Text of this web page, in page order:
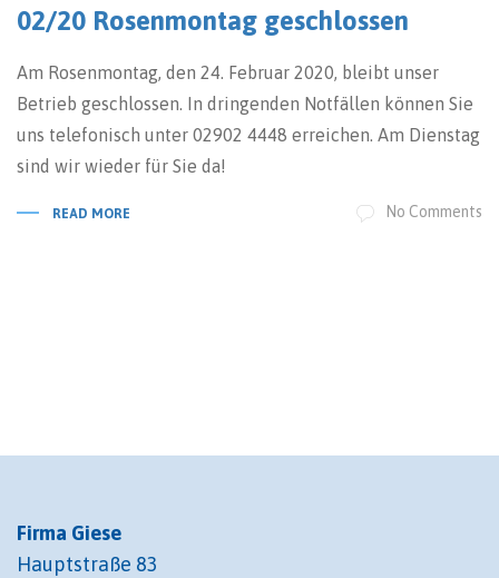
02/20 Rosenmontag geschlossen
Am Rosenmontag, den 24. Februar 2020, bleibt unser
Betrieb geschlossen. In dringenden Notfällen können Sie
uns telefonisch unter 02902 4448 erreichen. Am Dienstag
sind wir wieder für Sie da!
READ MORE No Comments
Firma Giese
Hauptstraße 83